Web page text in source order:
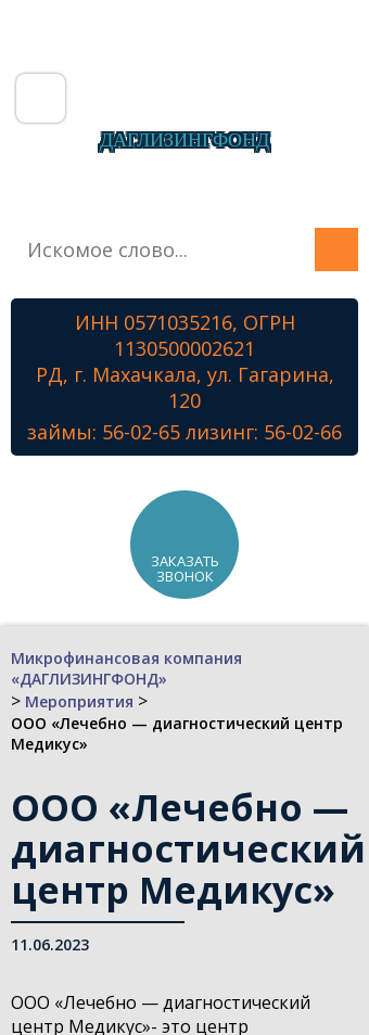
ДАГЛИЗИНГФОНД
О фонде
Лизинг
Наши проекты
Знамя Победы
ИНН 0571035216, ОГРН
1130500002621
РД, г. Махачкала, ул. Гагарина,
120
займы: 56-02-65 лизинг: 56-02-66
ЗАКАЗАТЬ
ЗВОНОК
Микрофинансовая компания
«ДАГЛИЗИНГФОНД»
> Мероприятия >
ООО «Лечебно — диагностический центр
Медикус»
ООО «Лечебно —
диагностический
центр Медикус»
11.06.2023
ООО «Лечебно — диагностический
центр Медикус»- это центр